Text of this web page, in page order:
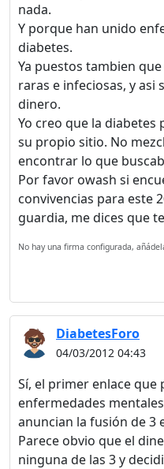
nada.
Y porque han unido
diabetes.
Ya puestos tambien
raras e infeciosas, y asi
dinero.
Yo creo que la
su propio sitio. No
encontrar lo que
Por favor owash si
convivencias para este
guardia, me dices que
No hay una firma configurada,
DiabetesForo
04/03/2012 04:43
Sí, el primer enlace que
enfermedades
anuncian la fusión de 3
Parece obvio que el
ninguna de las 3 y